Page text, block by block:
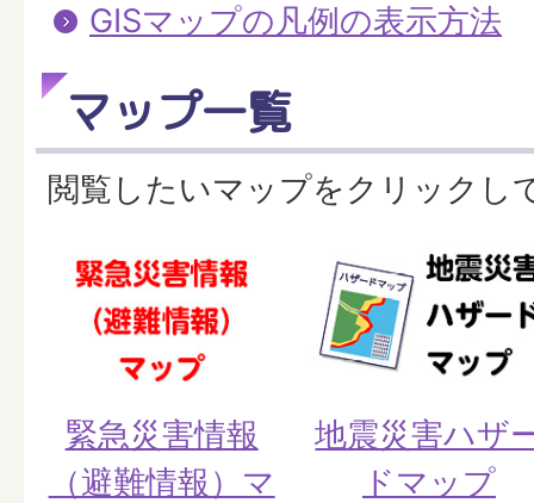
GISマップの凡例の表示方法
マップ一覧
閲覧したいマップをクリックし
緊急災害情報
（避難情報）マ
地震災害ハザ
ドマップ